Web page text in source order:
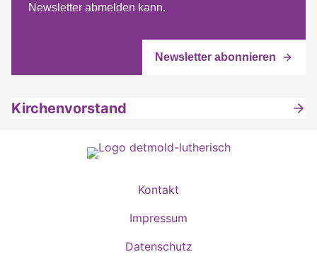
Newsletter abmelden kann.
Kirchenvorstand
Kontakt
Impressum
Datenschutz